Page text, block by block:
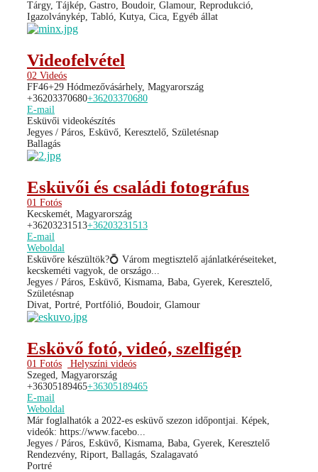
Tárgy, Tájkép, Gastro, Boudoir, Glamour, Reprodukció,
Igazolványkép, Tabló, Kutya, Cica, Egyéb állat
Videofelvétel
02 Videós
FF46+29 Hódmezővásárhely, Magyarország
+36203370680+36203370680
E-mail
Esküvői videokészítés
Jegyes / Páros, Esküvő, Keresztelő, Születésnap
Ballagás
Esküvői és családi fotográfus
01 Fotós
Kecskemét, Magyarország
+36203231513+36203231513
E-mail
Weboldal
Esküvőre készültök?💍 Várom megtisztelő ajánlatkéréseiteket,
kecskeméti vagyok, de országo...
Jegyes / Páros, Esküvő, Kismama, Baba, Gyerek, Keresztelő,
Születésnap
Divat, Portré, Portfólió, Boudoir, Glamour
Eskövő fotó, videó, szelfigép
01 Fotós
Helyszíni videós
Szeged, Magyarország
+36305189465+36305189465
E-mail
Weboldal
Már foglalhatók a 2022-es esküvő szezon időpontjai. Képek,
videók: https://www.facebo...
Jegyes / Páros, Esküvő, Kismama, Baba, Gyerek, Keresztelő
Rendezvény, Riport, Ballagás, Szalagavató
Portré